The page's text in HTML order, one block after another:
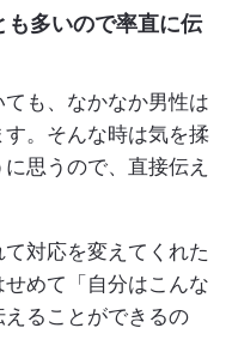
も多いので率直に伝
も、なかなか男性は
。そんな時は気を揉
思うので、直接伝え
対応を変えてくれた
めて「自分はこんな
ることができるの